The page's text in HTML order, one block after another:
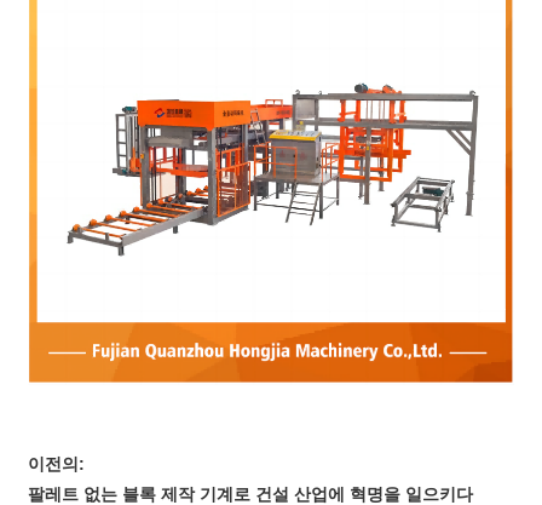
이전의:
팔레트 없는 블록 제작 기계로 건설 산업에 혁명을 일으키다